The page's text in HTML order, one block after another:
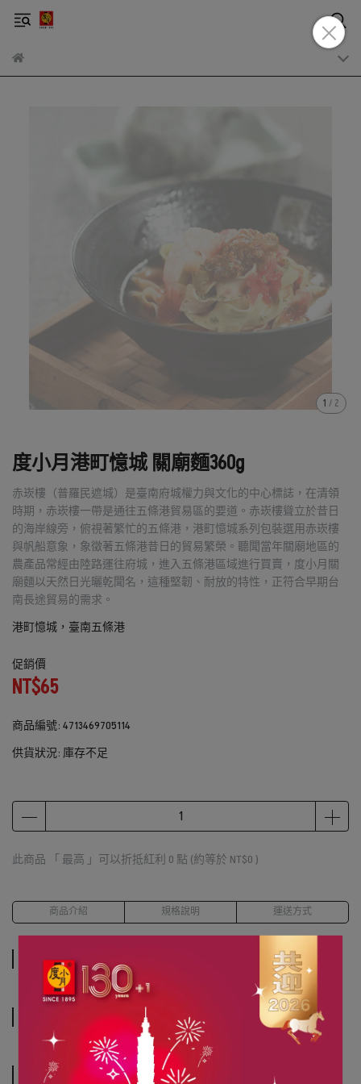
1 / 2
度小月港町憶城 關廟麵360g
赤崁樓（普羅民遮城）是臺南府城權力與文化的中心標誌，在清領
時期，赤崁樓一帶是通往五條港貿易區的要道。赤崁樓聳立於昔日
的海岸線旁，俯視著繁忙的五條港，港町憶城系列包裝選用赤崁樓
與帆船意象，象徵著五條港昔日的貿易繁榮。聽聞當年關廟地區的
農產品常經由陸路運往府城，進入五條港區域進行買賣，度小月關
廟麵以天然日光曬乾聞名，這種堅韌、耐放的特性，正符合早期台
南長途貿易的需求。
港町憶城，臺南五條港
促銷價
NT$65
商品編號: 4713469705114
供貨狀況: 庫存不足
此商品 「 最高 」可以折抵紅利 0 點 (約等於 NT$0 )
商品介紹 規格說明 運送方式
商品介紹
運送方式